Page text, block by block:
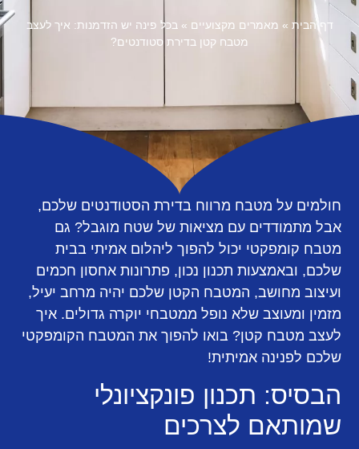
דף הבית » מאמרים מקצועיים » בכל פינה יש הזדמנות: איך לעצב
מטבח קטן בדירת סטודנטים?
חולמים על מטבח מרווח בדירת הסטודנטים שלכם,
אבל מתמודדים עם מציאות של שטח מוגבל? גם
מטבח קומפקטי יכול להפוך ליהלום אמיתי בבית
שלכם, ובאמצעות תכנון נכון, פתרונות אחסון חכמים
ועיצוב מחושב, המטבח הקטן שלכם יהיה מרחב יעיל,
מזמין ומעוצב שלא נופל ממטבחי יוקרה גדולים. איך
לעצב מטבח קטן? בואו להפוך את המטבח הקומפקטי
שלכם לפנינה אמיתית!
הבסיס: תכנון פונקציונלי
שמותאם לצרכים